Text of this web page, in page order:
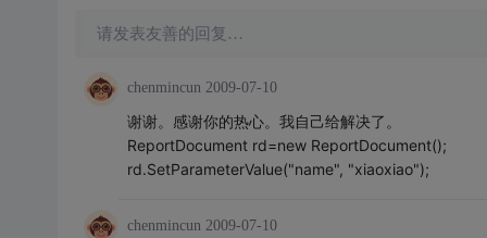
请发表友善的回复…
chenmincun 2009-07-10
谢谢。感谢你的热心。我自己给解决了。
ReportDocument rd=new ReportDocument();
rd.SetParameterValue("name", "xiaoxiao");
chenmincun 2009-07-10